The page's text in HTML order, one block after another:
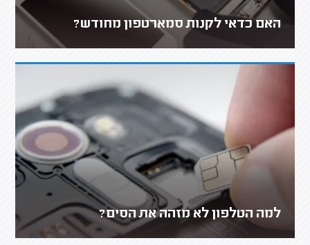
האם כדאי לקנות סמארטפון מחודש?
למה הטלפון לא מזהה את הסים?